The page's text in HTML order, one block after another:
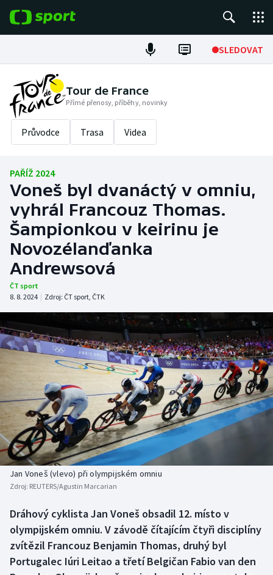
SLEDOVAT
Fotbal
Hokej
Tenis
Atletika
Cyklistika
DALŠÍ SPORTY
Americký fotbal
Baseball a softbal
Basketbal
Biatlon
Boby a skeleton
Box
Curling
Dostihy
Florbal
Futsal
Golf
NEPŘEHLÉDNĚTE
Soutěže
Historické návraty
Aplikace ČT sport
AZ kvíz
Tour de France
Přímé přenosy, příběhy, novinky
Průvodce Trasa Videa
PAŘÍŽ 2024
Voneš byl dvanáctý v omniu,
vyhrál Francouz Thomas.
Šampionkou v keirinu je
Novozélanďanka
Andrewsová
ČT sport
8. 8. 2024 | Zdroj: ČT sport, ČTK
Jan Voneš (vlevo) při olympijském omniu
Zdroj: REUTERS/Agustin Marcarian
Dráhový cyklista Jan Voneš obsadil 12. místo v
olympijském omniu. V závodě čítajícím čtyři disciplíny
zvítězil Francouz Benjamin Thomas, druhý byl
Portugalec Iúri Leitao a třetí Belgičan Fabio van den